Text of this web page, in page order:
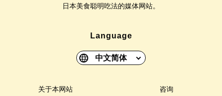
日本美食聪明吃法的媒体网站。
Language
中文简体
关于本网站 咨询